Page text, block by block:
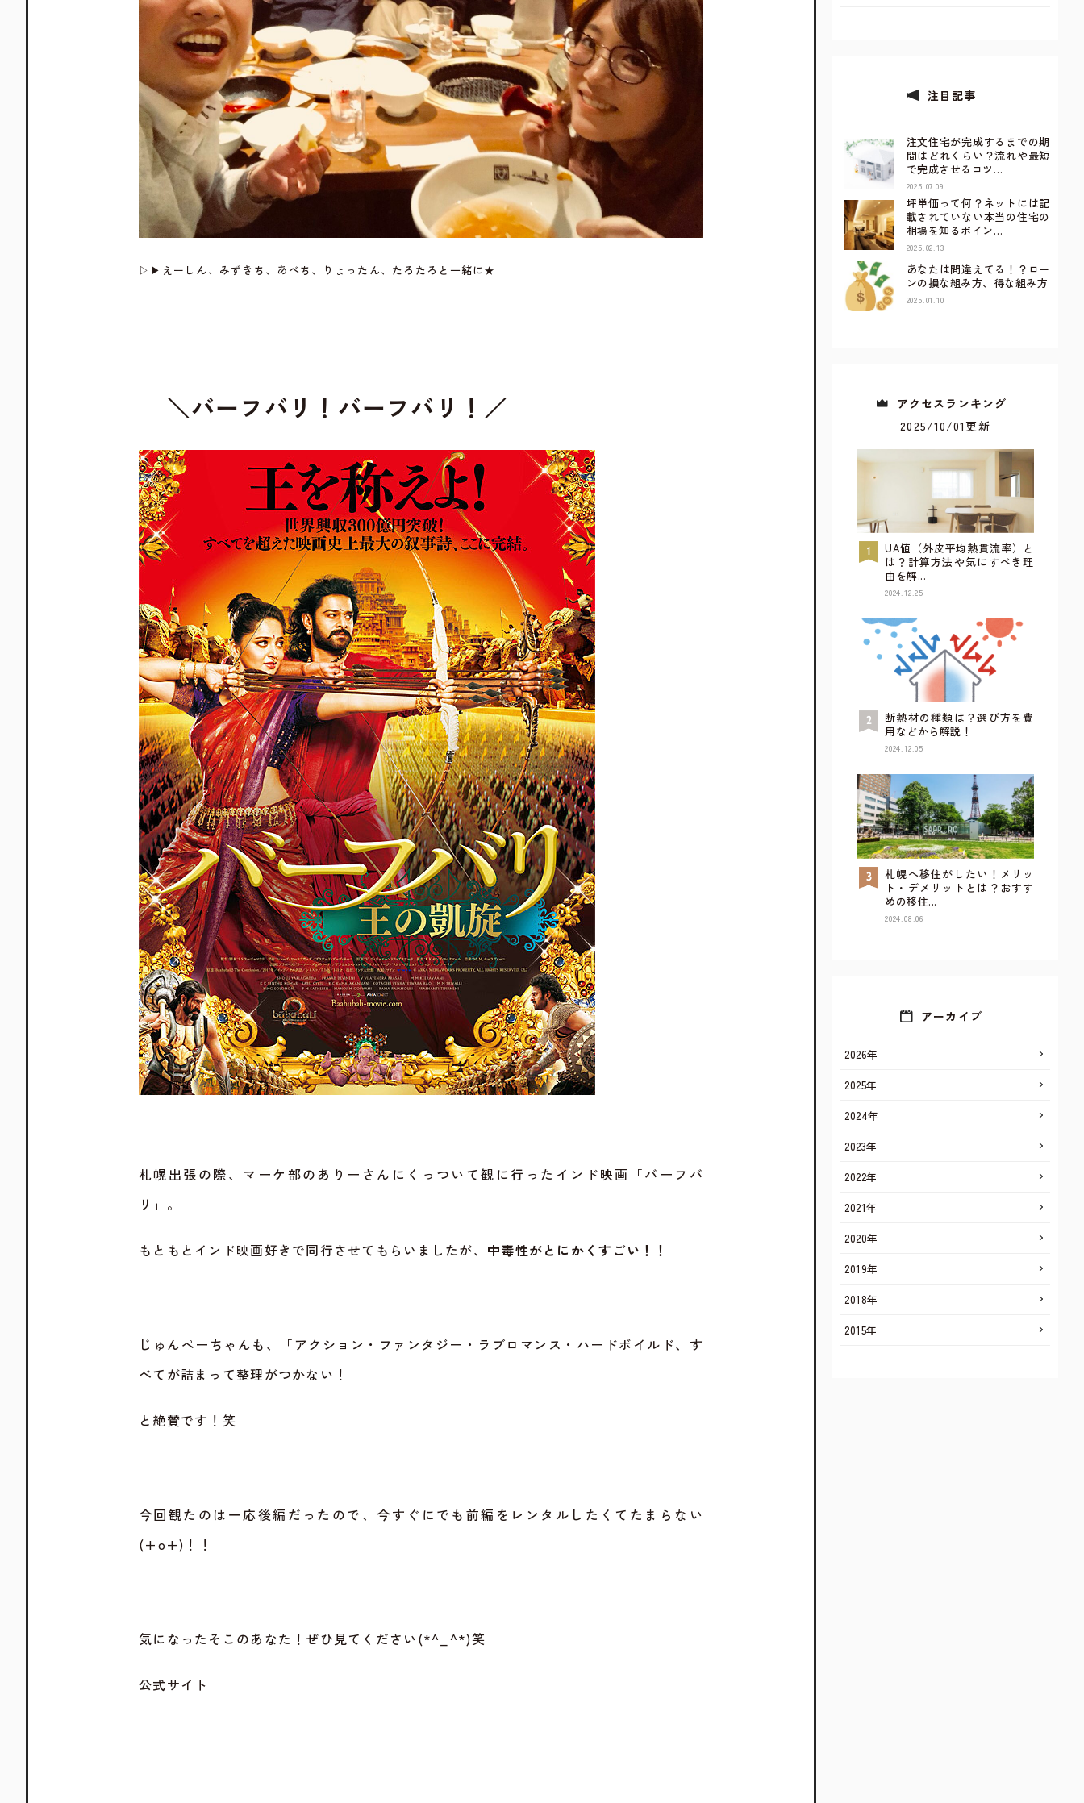
▷▶えーしん、みずきち、あべち、りょったん、たろたろと一緒に★
＼バーフバリ！バーフバリ！／
札幌出張の際、マーケ部のありーさんにくっついて観に行ったインド映画「バーフバ
リ」。
もともとインド映画好きで同行させてもらいましたが、 中毒性がとにかくすごい！！
じゅんぺーちゃんも、「アクション・ファンタジー・ラブロマンス・ハードボイルド、す
べてが詰まって整理がつかない！」
と絶賛です！笑
今回観たのは一応後編だったので、今すぐにでも前編をレンタルしたくてたまらない
(+o+)！！
気になったそこのあなた！ぜひ見てください(*^_^*)笑
公式サイト
注目記事
注文住宅が完成するまでの期
間はどれくらい？流れや最短
で完成させるコツ…
2025.07.09
坪単価って何？ネットには記
載されていない本当の住宅の
相場を知るポイン…
2025.02.13
あなたは間違えてる！？ロー
ンの損な組み方、得な組み方
2025.01.10
アクセスランキング
2025/10/01更新
UA値（外皮平均熱貫流率）と
は？計算方法や気にすべき理
由を解...
2024.12.25
断熱材の種類は？選び方を費
用などから解説！
2024.12.05
札幌へ移住がしたい！メリッ
ト・デメリットとは？おすす
めの移住...
2024.08.06
アーカイブ
2026年
2025年
2024年
2023年
2022年
2021年
2020年
2019年
2018年
2015年
すべてが見られるウェブカタログ